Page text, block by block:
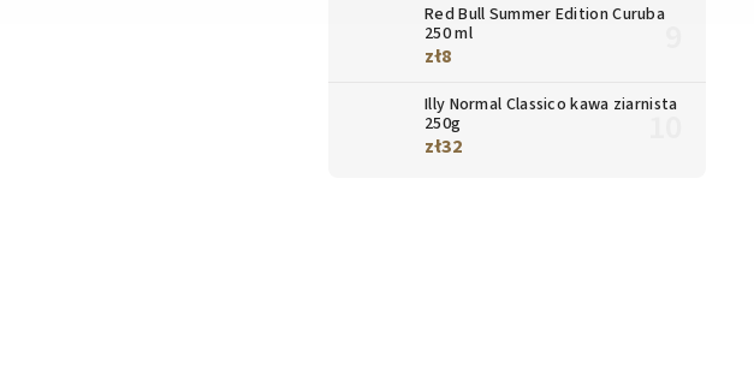
Red Bull Summer Edition Curuba
250 ml
zł8
Illy Normal Classico kawa ziarnista
250g
zł32